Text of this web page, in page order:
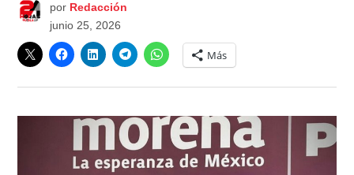
por Redacción
junio 25, 2026
Más